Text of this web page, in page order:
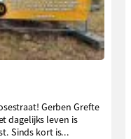
Gerben Grefte
dagelijks leven is
Sinds kort is...